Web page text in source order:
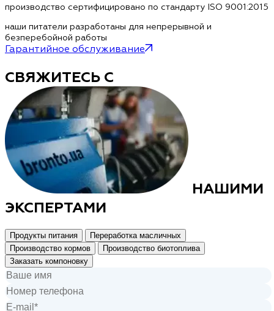
производство сертифицировано по стандарту ISO 9001:2015
наши питатели разработаны для непрерывной и
безперебойной работы
Гарантийное обслуживание
СВЯЖИТЕСЬ С
НАШИМИ
ЭКСПЕРТАМИ
Продукты питания
Переработка масличных
Производство кормов
Производство биотоплива
Заказать компоновку